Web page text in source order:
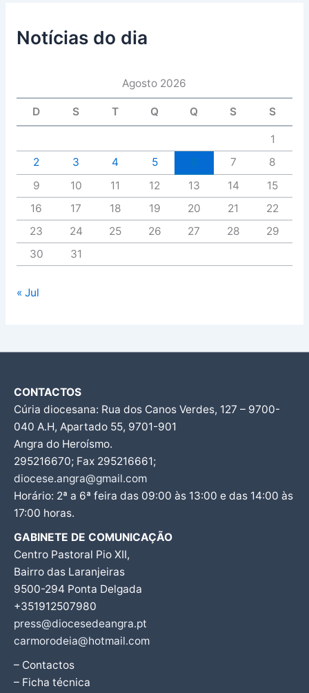
Notícias do dia
Agosto 2026
D S T Q Q S S
1
2
3 4 5 7
8
9
10 11 12 13 14
15
16
17 18 19 20 21
22
23
24 25 26 27 28
29
30
31
« Jul
CONTACTOS
Cúria diocesana: Rua dos Canos Verdes, 127 – 9700-
040 A.H, Apartado 55, 9701-901
Angra do Heroísmo.
295216670; Fax 295216661;
diocese.angra@gmail.com
Horário: 2ª a 6ª feira das 09:00 às 13:00 e das 14:00 às
17:00 horas.
GABINETE DE COMUNICAÇÃO
Centro Pastoral Pio XII,
Bairro das Laranjeiras
9500-294 Ponta Delgada
+351912507980
press@diocesedeangra.pt
carmorodeia@hotmail.com
– Contactos
– Ficha técnica